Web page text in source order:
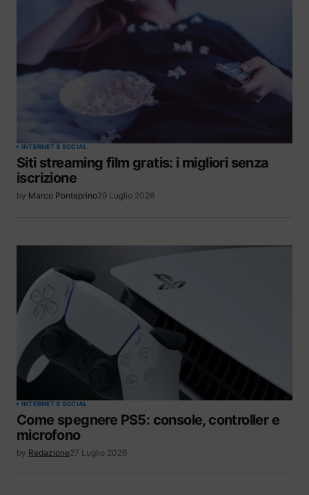
INTERNET E SOCIAL
Siti streaming film gratis: i migliori senza
iscrizione
by Marco Ponteprino29 Luglio 2026
INTERNET E SOCIAL
Come spegnere PS5: console, controller e
microfono
by Redazione27 Luglio 2026